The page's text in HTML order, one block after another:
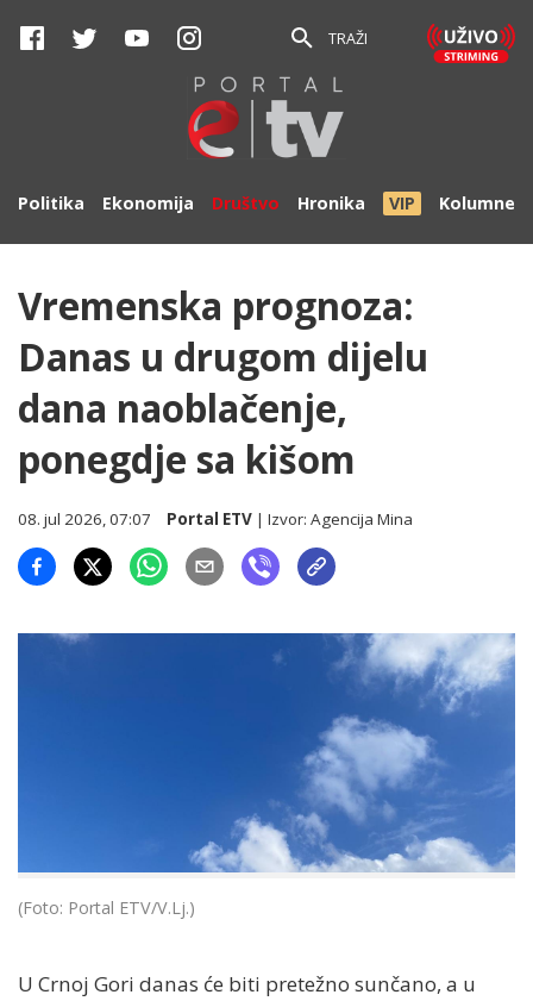
TRAŽI
Politika Ekonomija Društvo Hronika VIP Kolumne
Vremenska prognoza:
Danas u drugom dijelu
dana naoblačenje,
ponegdje sa kišom
08. jul 2026, 07:07 Portal ETV | Izvor:Agencija Mina
(Foto: Portal ETV/V.Lj.)
U Crnoj Gori danas će biti pretežno sunčano, a u